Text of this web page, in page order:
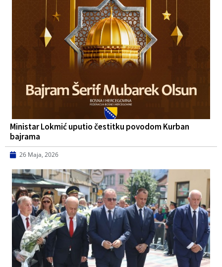
Ministar Lokmić uputio čestitku povodom Kurban
bajrama
26 Maja, 2026